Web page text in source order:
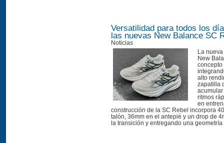
Versatilidad para todos los
las nuevas New Balance SC
Noticias
La
New
concepto
alto
zapatilla
ritmos
en
construcción de la SC Rebel incorpora
talón, 36mm en el antepié y un drop de
la transición y entregando una geometría